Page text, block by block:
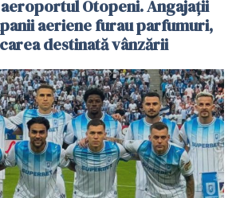
Otopeni. Angajații
aeriene furau parfumuri,
destinată vânzării